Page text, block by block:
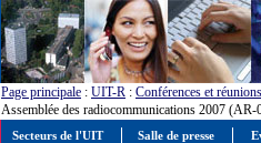
Page principale : UIT-R : Conférences et réunions
Assemblée des radiocommunications 2007 (AR-
Secteurs de l'UIT Salle de presse